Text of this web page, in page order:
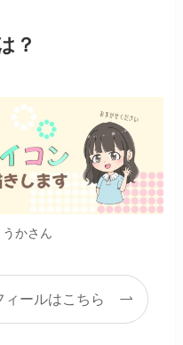
？
かさん
ィールはこちら